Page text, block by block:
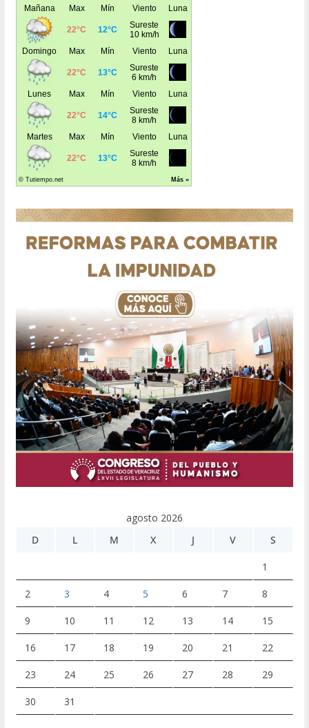
agosto 2026
D
L M X J V S
1
2 3 4 5 6 7 8
9 10 11 12 13 14 15
16 17 18 19 20 21 22
23 24 25 26 27 28 29
30 31